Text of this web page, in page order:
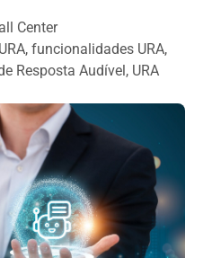
Center
, funcionalidades URA,
Resposta Audível, URA